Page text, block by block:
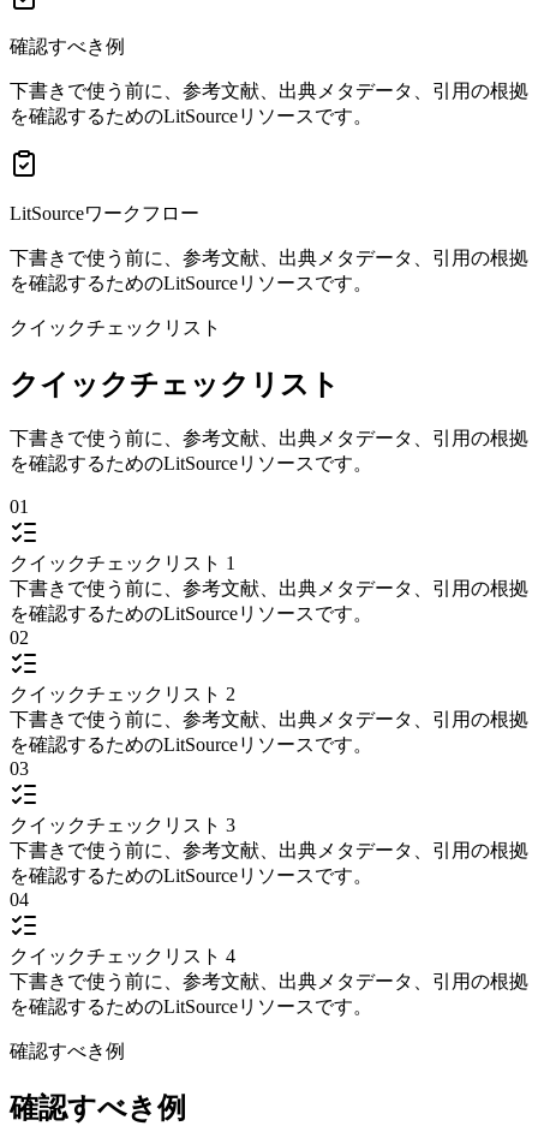
確認すべき例
下書きで使う前に、参考文献、出典メタデータ、引用の根拠
を確認するためのLitSourceリソースです。
LitSourceワークフロー
下書きで使う前に、参考文献、出典メタデータ、引用の根拠
を確認するためのLitSourceリソースです。
クイックチェックリスト
クイックチェックリスト
下書きで使う前に、参考文献、出典メタデータ、引用の根拠
を確認するためのLitSourceリソースです。
01
クイックチェックリスト 1
下書きで使う前に、参考文献、出典メタデータ、引用の根拠
を確認するためのLitSourceリソースです。
02
クイックチェックリスト 2
下書きで使う前に、参考文献、出典メタデータ、引用の根拠
を確認するためのLitSourceリソースです。
03
クイックチェックリスト 3
下書きで使う前に、参考文献、出典メタデータ、引用の根拠
を確認するためのLitSourceリソースです。
04
クイックチェックリスト 4
下書きで使う前に、参考文献、出典メタデータ、引用の根拠
を確認するためのLitSourceリソースです。
確認すべき例
確認すべき例